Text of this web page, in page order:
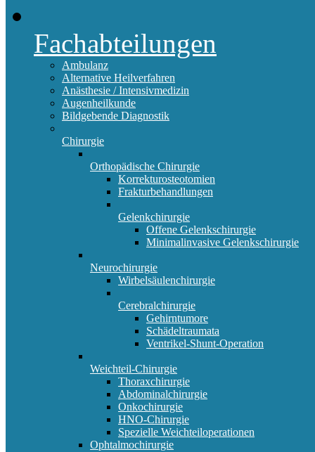
Fachabteilungen
Ambulanz
Alternative Heilverfahren
Anästhesie / Intensivmedizin
Augenheilkunde
Bildgebende Diagnostik
Chirurgie
Orthopädische Chirurgie
Korrekturosteotomien
Frakturbehandlungen
Gelenkchirurgie
Offene Gelenkschirurgie
Minimalinvasive Gelenkschirurgie
Neurochirurgie
Wirbelsäulenchirurgie
Cerebralchirurgie
Gehirntumore
Schädeltraumata
Ventrikel-Shunt-Operation
Weichteil-Chirurgie
Thoraxchirurgie
Abdominalchirurgie
Onkochirurgie
HNO-Chirurgie
Spezielle Weichteiloperationen
Ophtalmochirurgie